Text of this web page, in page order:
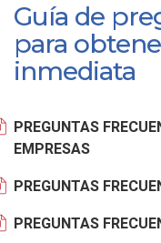
Guía de
para
inmediata
PREGUNTAS
EMPRESAS
PREGUNTAS
PREGUNTAS